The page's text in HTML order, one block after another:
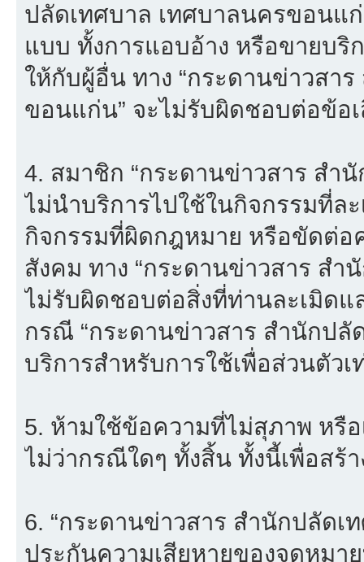
ปลัดเทศบาล เทศบาลนครขอนแ
แบบ ทั้งการแอบอ้าง หรือขายบริ
ให้กับผู้อื่น ทาง “กระดานข่าวสา
ขอนแก่น” จะไม่รับผิดชอบต่อข้อ
4. สมาชิก “กระดานข่าวสาร สำ
ไม่นำบริการไปใช้ในกิจกรรมที่ล
กิจกรรมที่ผิดกฎหมาย หรือขัดต่อ
สังคม ทาง “กระดานข่าวสาร ส
ไม่รับผิดชอบต่อสิ่งที่ท่านละเมิดแ
กรณี “กระดานข่าวสาร สำนักปลั
บริการสำหรับการใช้เพื่อส่วนตัวเ
5. ห้ามใช้ข้อความที่ไม่สุภาพ หรื
ไม่ว่ากรณีใดๆ ทั้งสิ้น ทั้งนี้เพื่อสร้
6. “กระดานข่าวสาร สำนักปลัด
ประกันความเสียหายของจดหมา